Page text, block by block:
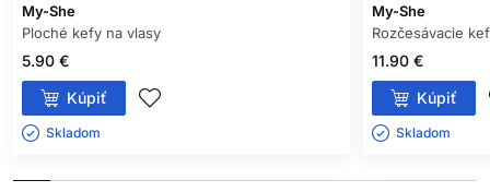
My-She
Ploché kefy na vlasy
5.90 €
Kúpiť
Skladom ㅤ
My-She
Rozčesávacie
11.90 €
Kúpiť
Skladom ㅤ